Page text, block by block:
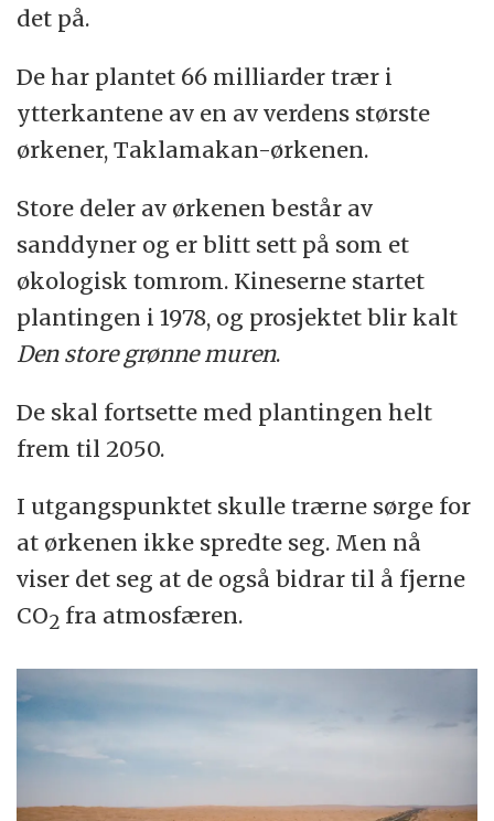
det på.
De har plantet 66 milliarder trær i
ytterkantene av en av verdens største
ørkener, Taklamakan-ørkenen.
Store deler av ørkenen består av
sanddyner og er blitt sett på som et
økologisk tomrom. Kineserne startet
plantingen i 1978, og prosjektet blir kalt
Den store grønne muren.
De skal fortsette med plantingen helt
frem til 2050.
I utgangspunktet skulle trærne sørge for
at ørkenen ikke spredte seg. Men nå
viser det seg at de også bidrar til å fjerne
CO2 fra atmosfæren.